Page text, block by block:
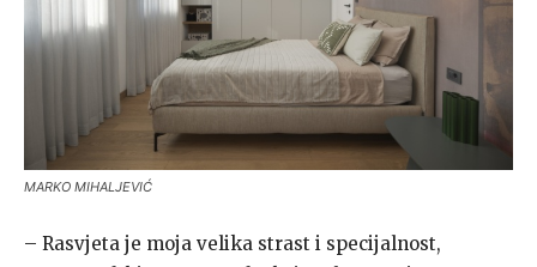
MARKO MIHALJEVIĆ
– Rasvjeta je moja velika strast i specijalnost,